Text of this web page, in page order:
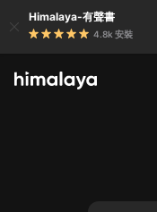
Himalaya-有聲書
4.8k 安裝